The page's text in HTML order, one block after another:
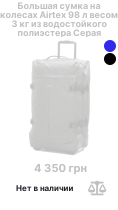
Большая сумка на
колесах Airtex 98 л весом
3 кг из водостойкого
полиэстера Серая
4 350 грн
Нет в наличии